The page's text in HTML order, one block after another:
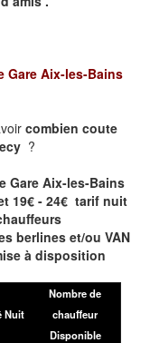
Gare Aix-les-Bains
combien coute
?
Gare Aix-les-Bains
19€ - 24€ tarif nuit
berlines et/ou VAN
à disposition
Nuit
Nombre de
chauffeur
Disponible